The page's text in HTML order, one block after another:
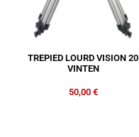
TREPIED LOURD VISION 20
VINTEN
50,00 €